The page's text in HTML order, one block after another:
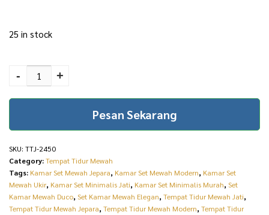
i
w
a
s
c
e
:
R
25 in stock
Mewah Modern Florian
TTJ-2450 quantity
- +
Pesan Sekarang
SKU: TTJ-2450
Category:Tempat Tidur Mewah
Tags: Kamar Set Mewah Jepara, Kamar Set Mewah Modern, Kamar Set
Mewah Ukir, Kamar Set Minimalis Jati, Kamar Set Minimalis Murah, Set
Kamar Mewah Duco, Set Kamar Mewah Elegan, Tempat Tidur Mewah Jati,
Tempat Tidur Mewah Jepara, Tempat Tidur Mewah Modern, Tempat Tidur